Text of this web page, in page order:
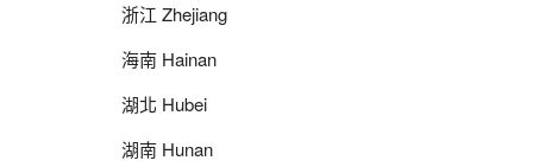
浙江 Zhejiang
海南 Hainan
湖北 Hubei
湖南 Hunan